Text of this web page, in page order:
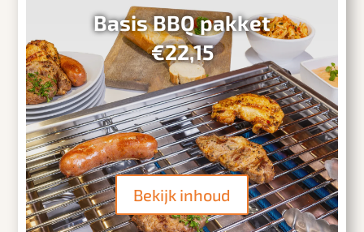
Basis BBQ pakket
€22,15
Bekijk inhoud